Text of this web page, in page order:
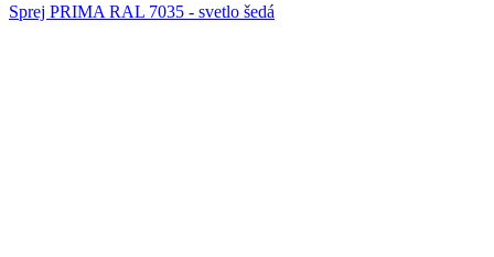
Sprej PRIMA RAL 7035 - svetlo šedá